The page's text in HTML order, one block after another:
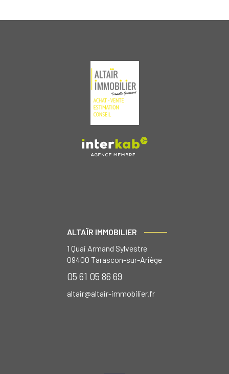
ALTAÏR IMMOBILIER
1 Quai Armand Sylvestre
09400 Tarascon-sur-Ariège
05 61 05 86 69
altair@altair-immobilier.fr